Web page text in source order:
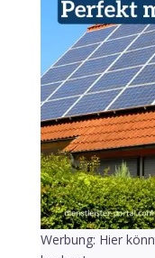
Werbung: Hier